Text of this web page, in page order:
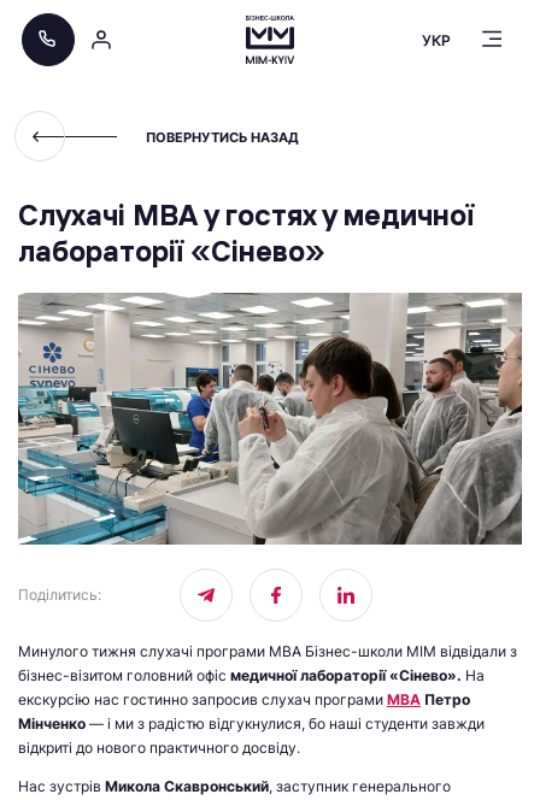
УКР
ПОВЕРНУТИСЬ НАЗАД
Слухачі MBA у гостях у медичної
лабораторії «Сінево»
Поділитись:
Минулого тижня слухачі програми MBA Бізнес-школи МІМ відвідали з
бізнес-візитом головний офіс медичної лабораторії «Сінево». На
екскурсію нас гостинно запросив слухач програми МВА Петро
Мінченко — і ми з радістю відгукнулися, бо наші студенти завжди
відкриті до нового практичного досвіду.
Нас зустрів Микола Скавронський, заступник генерального